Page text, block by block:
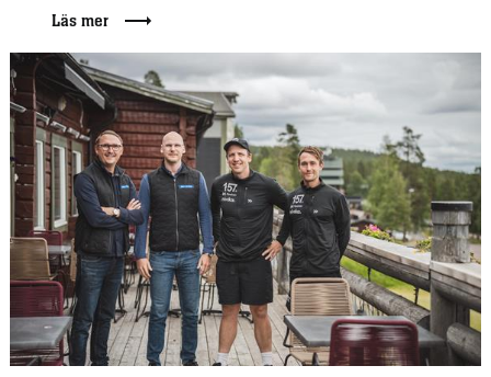
Läs mer